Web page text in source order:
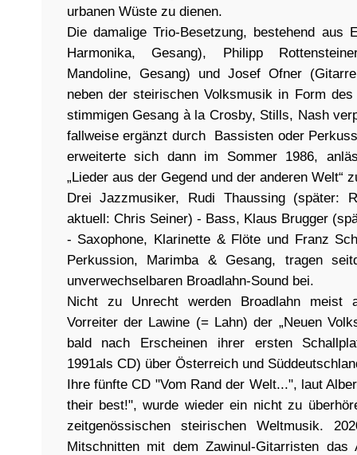
urbanen Wüste zu dienen.
Die damalige Trio-Besetzung, bestehend aus
Harmonika, Gesang), Philipp
Mandoline, Gesang) und Josef Ofner
neben der steirischen Volksmusik in Form
stimmigen Gesang à la Crosby, Stills, Nash
fallweise ergänzt durch Bassisten oder
erweiterte sich dann im Sommer 1986,
„Lieder aus der Gegend und der anderen Welt“
Drei Jazzmusiker, Rudi Thaussing (später:
aktuell: Chris Seiner) - Bass, Klaus Brugger
- Saxophone, Klarinette & Flöte und Franz
Perkussion, Marimba & Gesang, tragen
unverwechselbaren Broadlahn-Sound bei.
Nicht zu Unrecht werden Broadlahn meist
Vorreiter der Lawine (= Lahn) der „Neuen
bald nach Erscheinen ihrer ersten
1991als CD) über Österreich und
Ihre fünfte CD "Vom Rand der Welt...", laut
their best!", wurde wieder ein nicht zu
zeitgenössischen steirischen Weltmusik.
Mitschnitten mit dem Zawinul-Gitarristen das